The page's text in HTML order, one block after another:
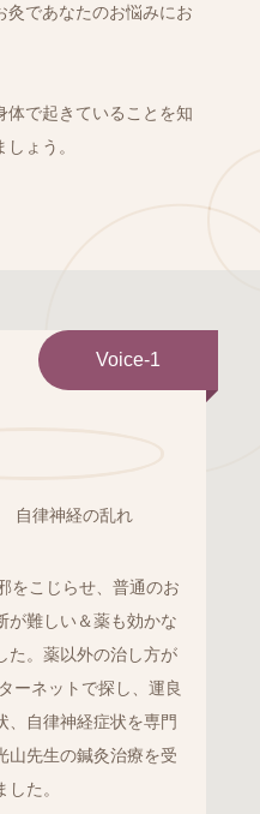
灸であなたのお悩みにお
体で起きていることを知
ょう。
Voice-1
自律神経の乱れ
をこじらせ、普通のお
が難しい＆薬も効かな
た。薬以外の治し方が
ーネットで探し、運良
、自律神経症状を専門
山先生の鍼灸治療を受
た。